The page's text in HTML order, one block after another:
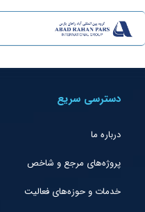
دسترسی سریع
درباره ما
پروژه‌های مرجع و شاخص
خدمات و حوزه‌های فعالیت